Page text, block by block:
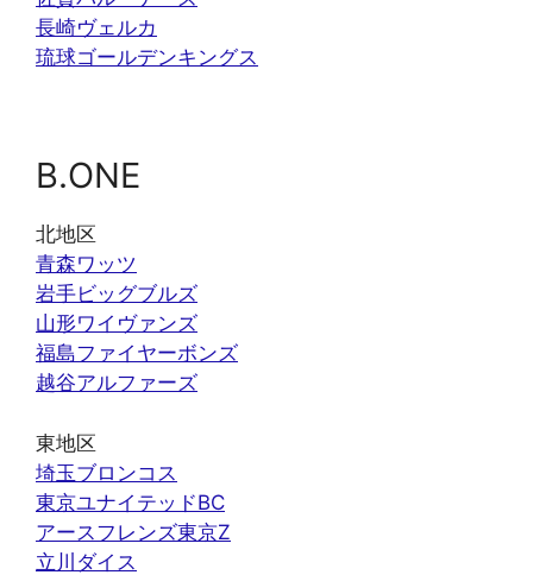
長崎ヴェルカ
琉球ゴールデンキングス
B.ONE
北地区
青森ワッツ
岩手ビッグブルズ
山形ワイヴァンズ
福島ファイヤーボンズ
越谷アルファーズ
東地区
埼玉ブロンコス
東京ユナイテッドBC
アースフレンズ東京Z
立川ダイス